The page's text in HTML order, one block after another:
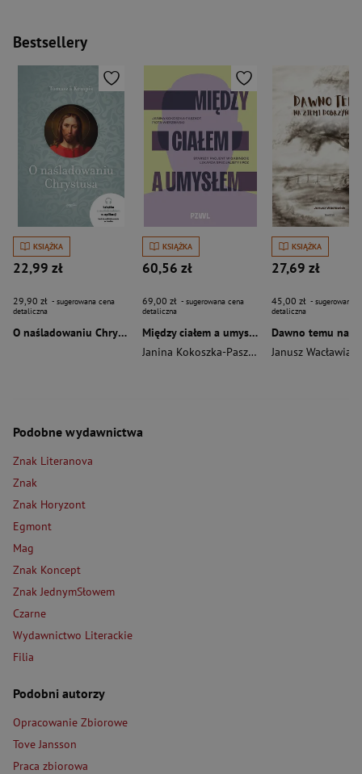
Bestsellery
KSIĄŻKA
22,99 zł
29,90 zł - sugerowana cena
detaliczna
O naśladowaniu Chrystusa wyd. 2026
KSIĄŻKA
60,56 zł
69,00 zł - sugerowana cena
detaliczna
Między ciałem a umysłem
Janina Kokoszka-Paszkot
Piotr Wierzbiński
KSIĄŻKA
27,69 zł
45,00 zł - sugerowana
detaliczna
Janusz Wacławiak
Podobne wydawnictwa
Znak Literanova
Znak
Znak Horyzont
Egmont
Mag
Znak Koncept
Znak JednymSłowem
Czarne
Wydawnictwo Literackie
Filia
Podobni autorzy
Opracowanie Zbiorowe
Tove Jansson
Praca zbiorowa